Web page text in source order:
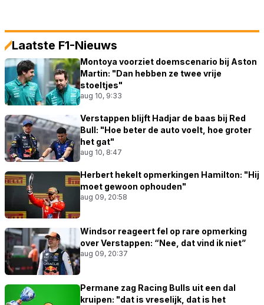
Laatste F1-Nieuws
Montoya voorziet doemscenario bij Aston
Martin: "Dan hebben ze twee vrije
stoeltjes"
aug 10, 9:33
Verstappen blijft Hadjar de baas bij Red
Bull: "Hoe beter de auto voelt, hoe groter
het gat"
aug 10, 8:47
Herbert hekelt opmerkingen Hamilton: "Hij
moet gewoon ophouden"
aug 09, 20:58
Windsor reageert fel op rare opmerking
over Verstappen: “Nee, dat vind ik niet”
aug 09, 20:37
Permane zag Racing Bulls uit een dal
kruipen: "dat is vreselijk, dat is het